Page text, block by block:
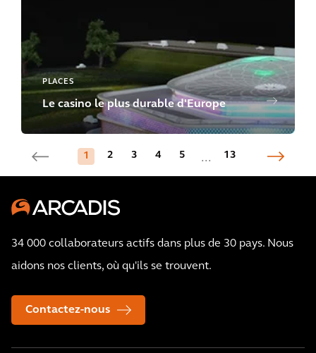
PLACES
Le casino le plus durable d'Europe
1 2 3 4 5 ... 13
34 000 collaborateurs actifs dans plus de 30 pays. Nous
aidons nos clients, où qu'ils se trouvent.
Contactez-nous